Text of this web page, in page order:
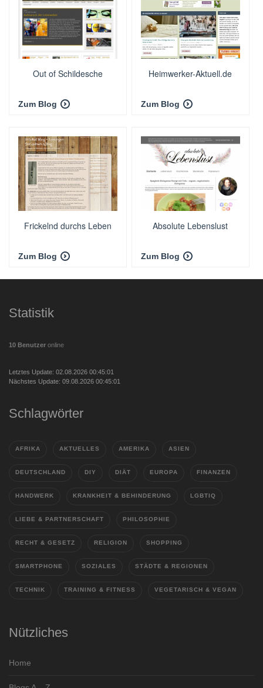
Out of Schildesche
Zum Blog
Heimwerker-Aktuell.de
Zum Blog
Frickelnd durchs Leben
Zum Blog
Absolute Lebenslust
Zum Blog
Statistik
10 Benutzer online
Letztes Update: 02.08.2026 00:45:01
Nächstes Update: 09.08.2026 00:45:01
Schlagwörter
AFRIKA AKTUELLES AMERIKA ASIEN
DEUTSCHLAND DIY DIÄT EUROPA FINANZEN
HANDWERK KRANKHEIT & BEHINDERUNG LGBTIQ
LIEBE & PARTNERSCHAFT PHILOSOPHIE
RECHT & GESETZ RELIGION SHOPPING
SMARTPHONE SOZIALES STÄDTE & REGIONEN
TECHNIK TRAINING & FITNESS VEGETARISCH & VEGAN
Nützliches
Home